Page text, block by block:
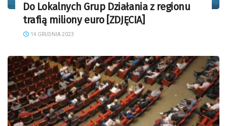
Do Lokalnych Grup Działania z regionu
trafią miliony euro [ZDJĘCIA]
14 GRUDNIA 2023